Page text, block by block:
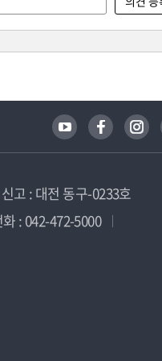
고 : 대전 동구-0233호
: 042-472-5000